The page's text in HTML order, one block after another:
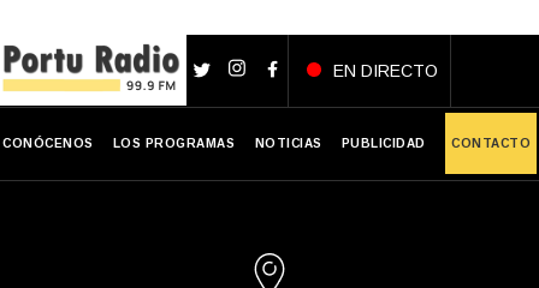
Facebook
X
LinkedInWhatsApp
EN DIRECTO
CONÓCENOS LOS PROGRAMAS NOTICIAS PUBLICIDAD CONTACTO